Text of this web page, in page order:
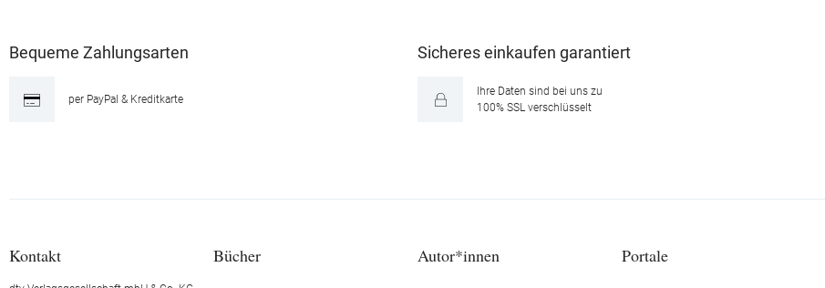
Bequeme Zahlungsarten
per PayPal & Kreditkarte
Sicheres einkaufen garantiert
Ihre Daten sind bei uns zu
100% SSL verschlüsselt
Kontakt Bücher Autor*innen Portale